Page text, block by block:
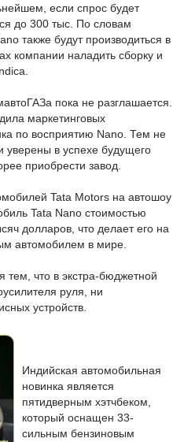
если спрос будет
до 300 тыс. По словам
также будут производиться в
компании наладить сборку и
пока не разглашается.
маркетинговых
по восприятию Nano. Тем не
уверены в успехе будущего
приобрести завод.
Tata Motors на автошоу
Tata Nano стоимостью
долларов, что делает его на
автомобилем в мире.
тем, что в экстра-бюджетной
руля, ни
устройств.
Индийская автомобильная
новинка является
пятидверным хэтчбеком,
который оснащен 33-
сильным бензиновым